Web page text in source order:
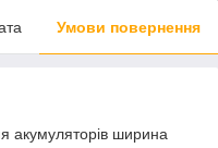
Умови повернення
акумуляторів ширина